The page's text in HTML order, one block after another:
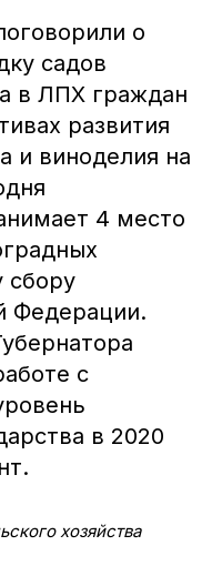
о
садов
в ЛПХ граждан
развития
и виноделия на
4 место
сбору
Федерации.
с
в 2020
хозяйства